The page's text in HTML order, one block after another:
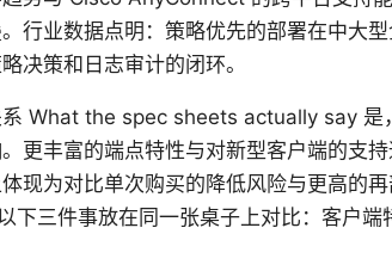
行业数据点明：策略优先的部署在中大
决策和日志审计的闭环。
What the spec sheets actually say 是
更丰富的端点特性与对新型客户端的支
现为对比单次购买的降低风险与更高的
下三件事放在同一张桌子上对比：客户